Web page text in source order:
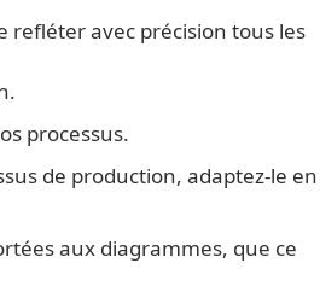
refléter avec précision tous les
processus.
de production, adaptez-le en
aux diagrammes, que ce